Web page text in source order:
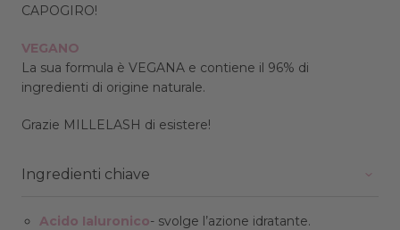
CAPOGIRO!
VEGANO
La sua formula è VEGANA e contiene il 96% di
ingredienti di origine naturale.
Grazie MILLELASH di esistere!
Ingredienti chiave
Acido Ialuronico- svolge l’azione idratante.